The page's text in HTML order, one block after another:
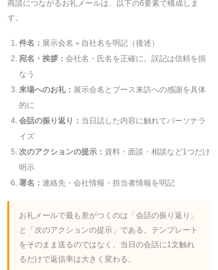
商談につながるお礼メールは、以下の6要素で構成しま
す。
件名： 展示会名＋自社名を明記（後述）
宛名・挨拶： 会社名・氏名を正確に。誤記は信頼を損
なう
来場へのお礼： 展示会名とブース来訪への感謝を具体
的に
会話の振り返り： 当日話した内容に触れてパーソナラ
イズ
次のアクションの提示： 資料・面談・相談など1つだけ
明示
署名： 連絡先・会社情報・担当者情報を明記
お礼メールで最も差がつくのは「会話の振り返り」
と「次のアクションの提示」である。テンプレート
をそのまま送るのではなく、当日の会話に1文触れ
るだけで返信率は大きく変わる。